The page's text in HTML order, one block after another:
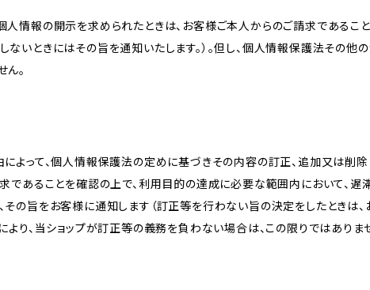
情報の開示を求められたときは、お客様ご本人からのご請求であるこ
いときにはその旨を通知いたします。）。但し、個人情報保護法その他の
。
よって、個人情報保護法の定めに基づきその内容の訂正、追加又は削除
であることを確認の上で、利用目的の達成に必要な範囲内において、遅
の旨をお客様に通知します（訂正等を行わない旨の決定をしたときは
より、当ショップが訂正等の義務を負わない場合は、この限りではありま